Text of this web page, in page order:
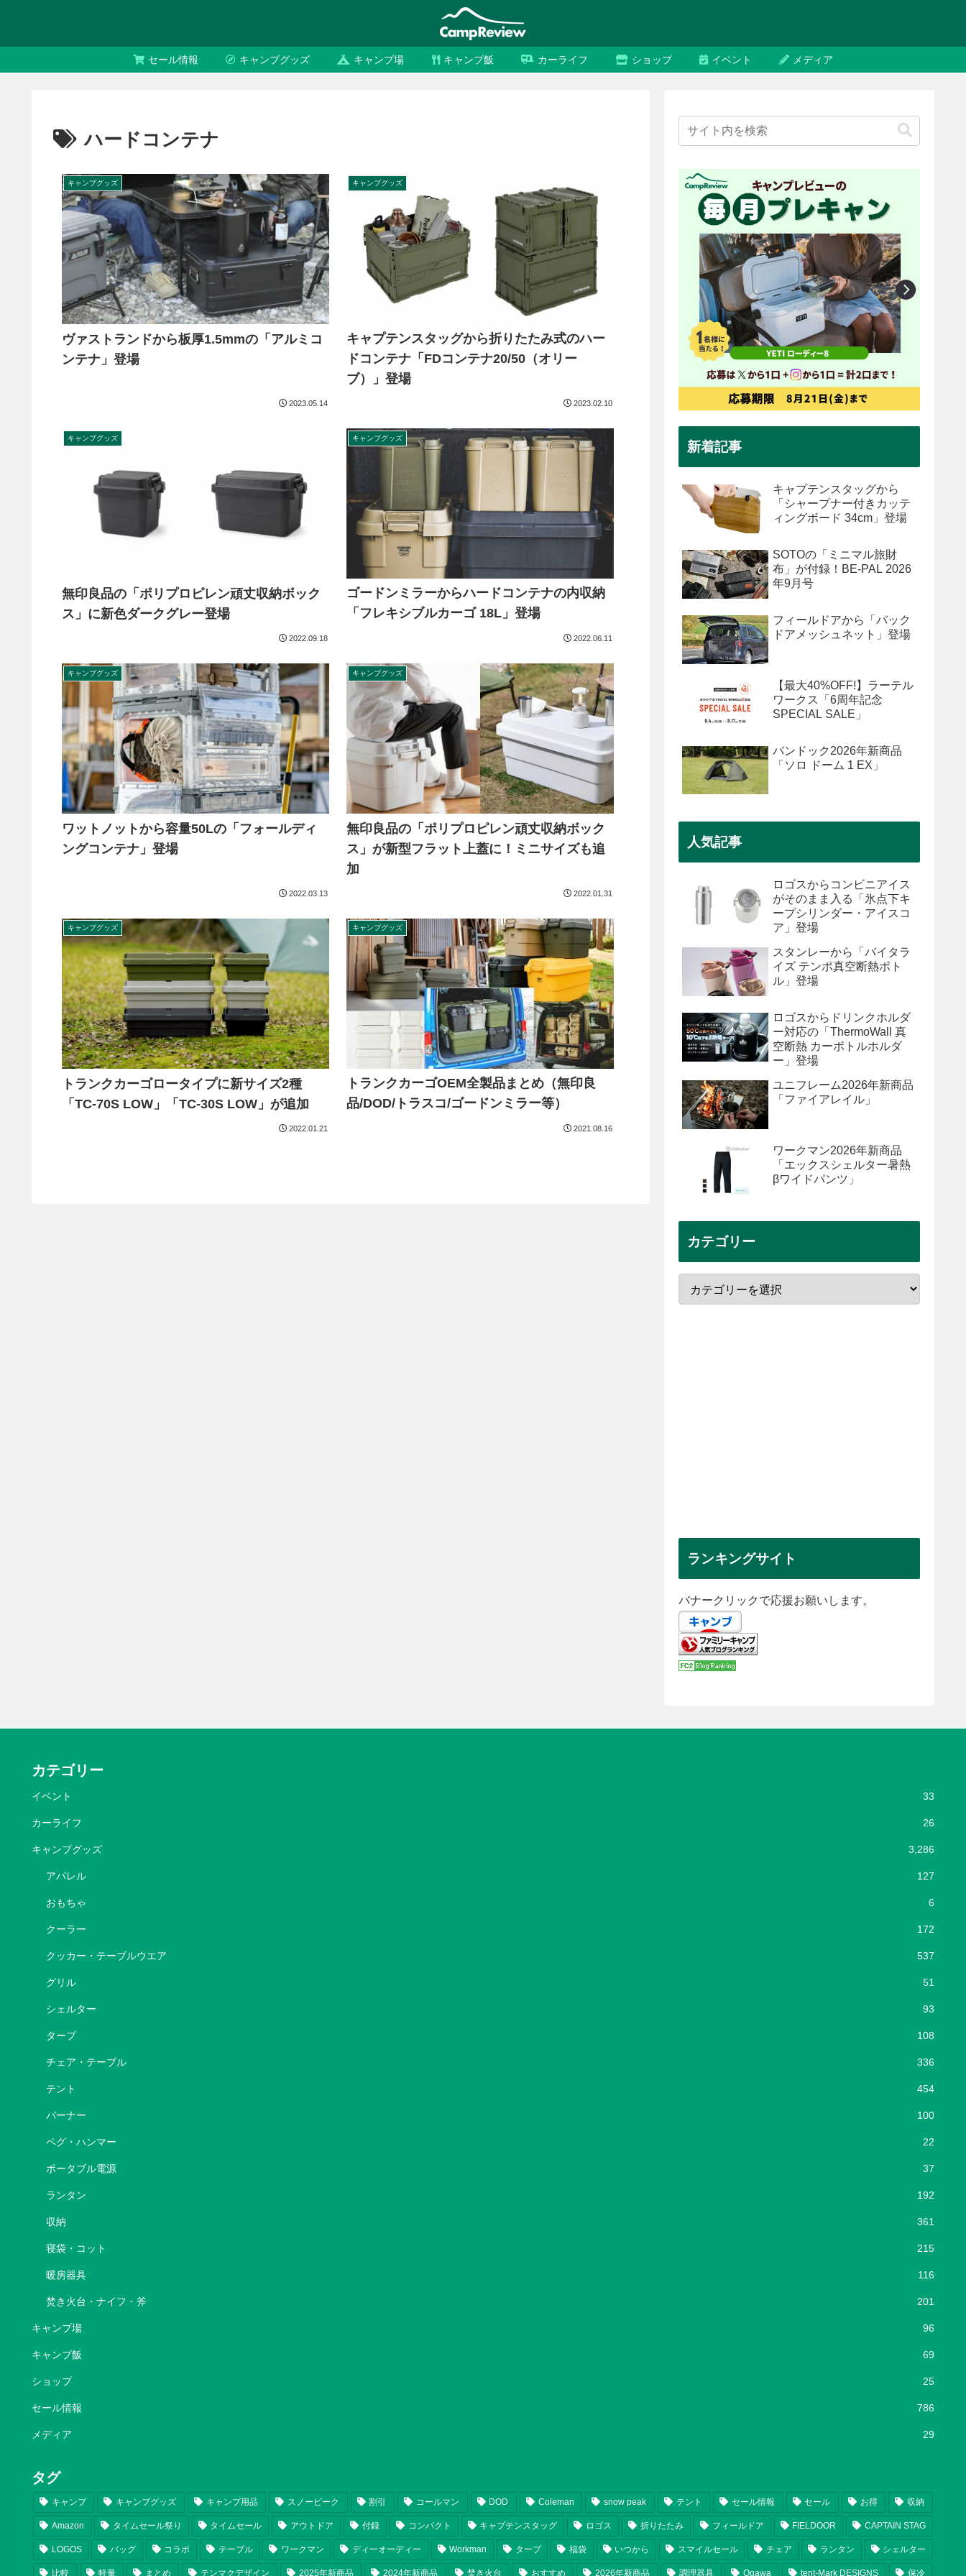
セール情報 キャンプグッズ キャンプ場 キャンプ飯 カーライフ ショップ イベント メディア
ハードコンテナ
キャンプグッズ
ヴァストランドから板厚1.5mmの「アルミコ
ンテナ」登場
2023.05.14
キャンプグッズ
キャプテンスタッグから折りたたみ式のハー
ドコンテナ「FDコンテナ20/50（オリー
ブ）」登場
2023.02.10
キャンプグッズ
無印良品の「ポリプロピレン頑丈収納ボック
ス」に新色ダークグレー登場
2022.09.18
キャンプグッズ
ゴードンミラーからハードコンテナの内収納
「フレキシブルカーゴ 18L」登場
2022.06.11
キャンプグッズ
ワットノットから容量50Lの「フォールディ
ングコンテナ」登場
2022.03.13
キャンプグッズ
無印良品の「ポリプロピレン頑丈収納ボック
ス」が新型フラット上蓋に！ミニサイズも追
加
2022.01.31
キャンプグッズ
トランクカーゴロータイプに新サイズ2種
「TC-70S LOW」「TC-30S LOW」が追加
2022.01.21
キャンプグッズ
トランクカーゴOEM全製品まとめ（無印良
品/DOD/トラスコ/ゴードンミラー等）
2021.08.16
新着記事
キャプテンスタッグから
「シャープナー付きカッテ
ィングボード 34cm」登場
SOTOの「ミニマル旅財
布」が付録！BE-PAL 2026
年9月号
フィールドアから「バック
ドアメッシュネット」登場
【最大40%OFF!】ラーテル
ワークス「6周年記念
SPECIAL SALE」
バンドック2026年新商品
「ソロ ドーム 1 EX」
人気記事
ロゴスからコンビニアイス
がそのまま入る「氷点下キ
ープシリンダー・アイスコ
ア」登場
スタンレーから「バイタラ
イズ テンポ真空断熱ボト
ル」登場
ロゴスからドリンクホルダ
ー対応の「ThermoWall 真
空断熱 カーボトルホルダ
ー」登場
ユニフレーム2026年新商品
「ファイアレイル」
ワークマン2026年新商品
「エックスシェルター暑熱
βワイドパンツ」
カテゴリー
ランキングサイト
バナークリックで応援お願いします。
カテゴリー
イベント 33
カーライフ 26
キャンプグッズ 3,286
アパレル 127
おもちゃ 6
クーラー 172
クッカー・テーブルウエア 537
グリル 51
シェルター 93
タープ 108
チェア・テーブル 336
テント 454
バーナー 100
ペグ・ハンマー 22
ポータブル電源 37
ランタン 192
収納 361
寝袋・コット 215
暖房器具 116
焚き火台・ナイフ・斧 201
キャンプ場 96
キャンプ飯 69
ショップ 25
セール情報 786
メディア 29
タグ
キャンプ キャンプグッズ キャンプ用品 スノーピーク 割引 コールマン DOD Coleman snow peak テント セール情報 セール お得 収納
Amazon タイムセール祭り タイムセール アウトドア 付録 コンパクト キャプテンスタッグ ロゴス 折りたたみ フィールドア FIELDOOR CAPTAIN STAG
LOGOS バッグ コラボ テーブル ワークマン ディーオーディー Workman タープ 福袋 いつから スマイルセール チェア ランタン シェルター
比較 軽量 まとめ テンマクデザイン 2025年新商品 2024年新商品 焚き火台 おすすめ 2026年新商品 調理器具 Ogawa tent-Mark DESIGNS 保冷